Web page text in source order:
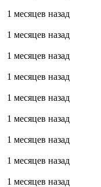
1 месяцев назад
1 месяцев назад
1 месяцев назад
1 месяцев назад
1 месяцев назад
1 месяцев назад
1 месяцев назад
1 месяцев назад
1 месяцев назад